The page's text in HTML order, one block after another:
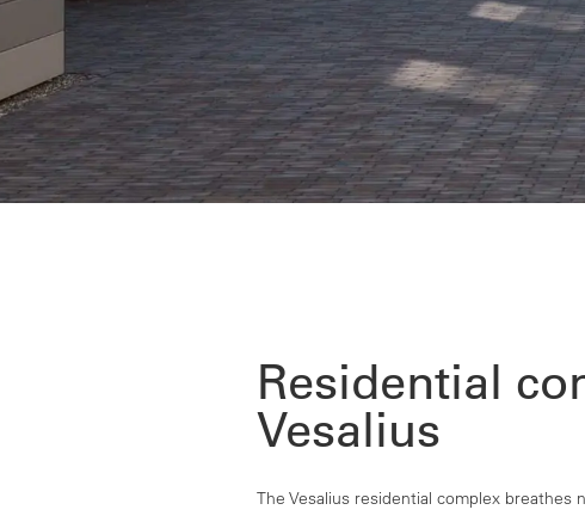
Residential
Vesalius
The Vesalius residential complex